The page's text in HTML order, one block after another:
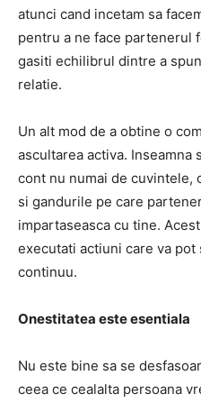
atunci cand incetam sa
pentru a ne face partenerul
gasiti echilibrul dintre a
relatie.
Un alt mod de a obtine o
ascultarea activa. Inseamna
cont nu numai de cuvintele,
si gandurile pe care
impartaseasca cu tine.
executati actiuni care va
continuu.
Onestitatea este esentiala
Nu este bine sa se
ceea ce cealalta persoana